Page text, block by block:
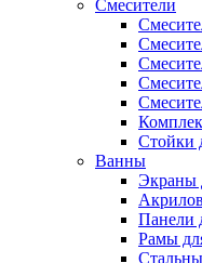
Смесители
Стойки
Ванны
Экраны
Панели
Рамы